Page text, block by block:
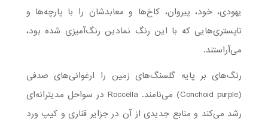
یهودی، خود، پیروان، کاخ‌ها و معابدشان را با پارچه‌ها و
تاپستری‌هایی که با این رنگ نمادین رنگ‌آمیزی شده‌ بود،
می‌آراستند.
رنگ‌های بر پایه گلسنگ‌های زمین را ارغوانی‌های صدفی
(Conchoid purple) می‌نامند. Roccella در سواحل مدیترانه‌ای
رشد می‌کند و منابع جدیدی از آن در جزایر قناری و کیپ ورد